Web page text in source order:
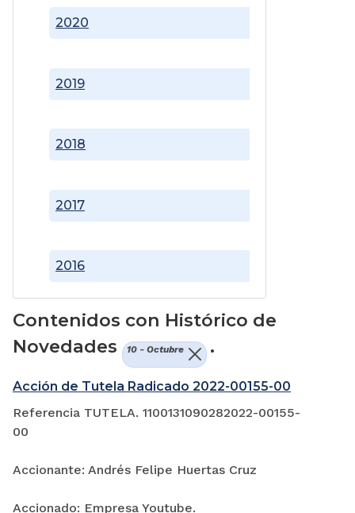
2016
2017
2018
2019
2020
Contenidos con Histórico de
Novedades
10 - Octubre .
Acción de Tutela Radicado 2022-00155-00
Referencia TUTELA. 1100131090282022-00155-
00
Accionante: Andrés Felipe Huertas Cruz
Accionado: Empresa Youtube.